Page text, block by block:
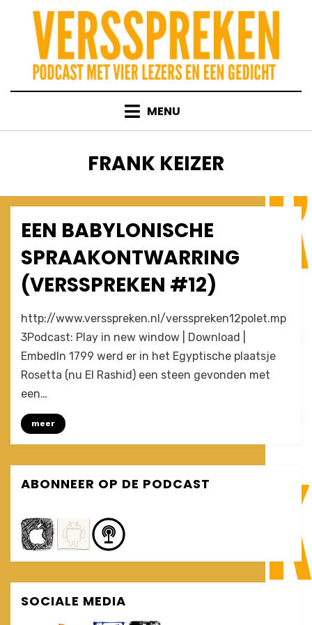
content
MENU
TAG
:
FRANK KEIZER
Posted
on
March 20, 2013
Afleveringen
EEN BABYLONISCHE
SPRAAKONTWARRING
(VERSSPREKEN #12)
by Joost
1 Comment
Babylonische
spraakontwarring
(VersSpreken
http://www.versspreken.nl/versspreken12polet.mp
3Podcast: Play in new window | Download |
EmbedIn 1799 werd er in het Egyptische plaatsje
Rosetta (nu El Rashid) een steen gevonden met
een…
meer
ABONNEER OP DE PODCAST
SOCIALE MEDIA